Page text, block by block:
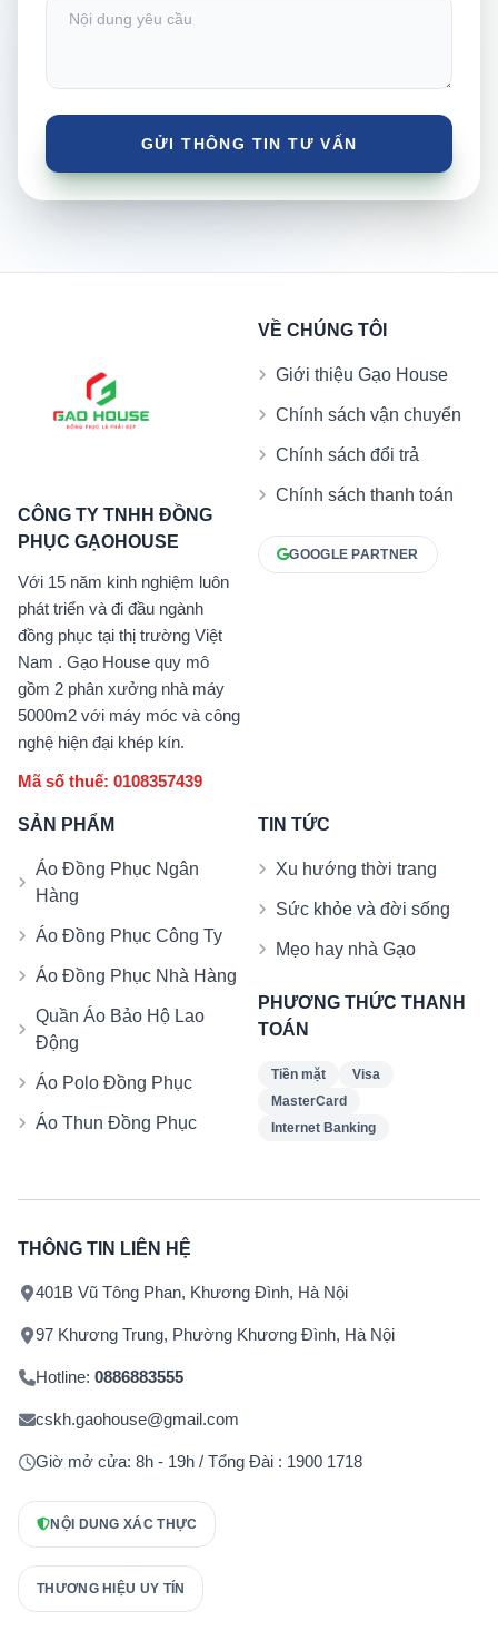
CÔNG TY TNHH ĐỒNG
PHỤC GẠOHOUSE
Với 15 năm kinh nghiệm luôn
phát triển và đi đầu ngành
đồng phục tại thị trường Việt
Nam . Gạo House quy mô
gồm 2 phân xưởng nhà máy
5000m2 với máy móc và công
nghệ hiện đại khép kín.
Mã số thuế: 0108357439
VỀ CHÚNG TÔI
Giới thiệu Gạo House
Chính sách vận chuyển
Chính sách đổi trả
Chính sách thanh toán
GOOGLE PARTNER
SẢN PHẨM
Áo Đồng Phục Ngân
Hàng
Áo Đồng Phục Công Ty
Áo Đồng Phục Nhà Hàng
Quần Áo Bảo Hộ Lao
Động
Áo Polo Đồng Phục
Áo Thun Đồng Phục
TIN TỨC
Xu hướng thời trang
Sức khỏe và đời sống
Mẹo hay nhà Gạo
PHƯƠNG THỨC THANH
TOÁN
Tiền mặt
Visa
MasterCard
Internet Banking
THÔNG TIN LIÊN HỆ
401B Vũ Tông Phan, Khương Đình, Hà Nội
97 Khương Trung, Phường Khương Đình, Hà Nội
Hotline: 0886883555
cskh.gaohouse@gmail.com
Giờ mở cửa: 8h - 19h / Tổng Đài : 1900 1718
NỘI DUNG XÁC THỰC
THƯƠNG HIỆU UY TÍN